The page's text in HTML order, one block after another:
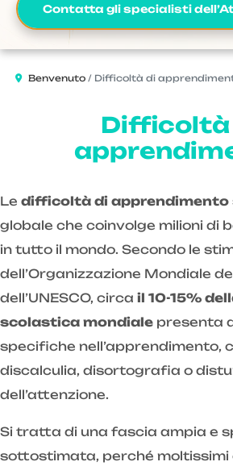
Contatta gli specialisti
Benvenuto Difficoltà di
Difficoltà
Le difficoltà di apprendimento
globale che coinvolge milioni di
in tutto il mondo. Secondo le
dell’Organizzazione Mondiale
dell’UNESCO, circa il 10-15%
scolastica mondiale presenta
specifiche nell’apprendimento,
discalculia, disortografia o
dell’attenzione.
Si tratta di una fascia ampia e
sottostimata, perché moltissimi